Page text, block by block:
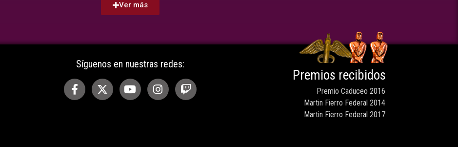
Ver más
Síguenos en nuestras redes:
Premios recibidos
Premio Caduceo 2016
Martin Fierro Federal 2014
Martin Fierro Federal 2017